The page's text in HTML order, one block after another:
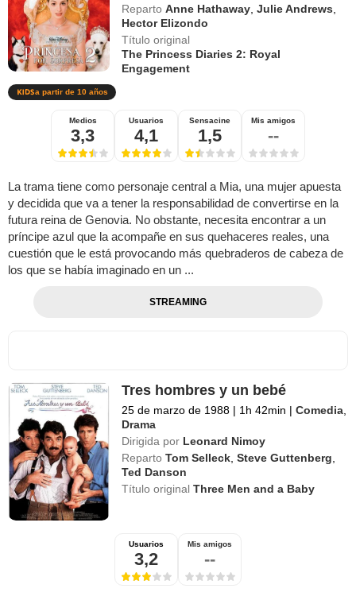
Reparto Anne Hathaway ,Julie Andrews
Hector Elizondo
Título original
The Princess Diaries 2: Royal
Engagement
a partir de 10 años
Medios
3,3
Usuarios
4,1
Sensacine
1,5
Mis amigos
--
La trama tiene como personaje central a Mia, una mujer apuesta
y decidida que va a tener la responsabilidad de convertirse en la
futura reina de Genovia. No obstante, necesita encontrar a un
príncipe azul que la acompañe en sus quehaceres reales, una
cuestión que le está provocando más quebraderos de cabeza de
los que se había imaginado en un ...
STREAMING
Tres hombres y un bebé
25 de marzo de 1988 | 1h 42min | Comedia
Drama
Dirigida por Leonard Nimoy
Reparto Tom Selleck ,Steve Guttenberg
Ted Danson
Título originalThree Men and a Baby
Usuarios
3,2
Mis amigos
--